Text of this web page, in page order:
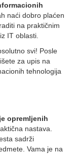
naći dobro plaćen
na praktičnim
IT oblasti.
svi! Posle
za upis na
tehnologija
opremljenih
nastava.
sadrži
Vama je na